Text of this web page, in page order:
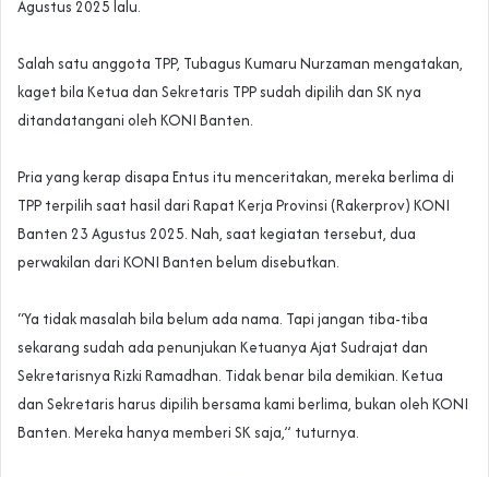
Agustus 2025 lalu.
‎Salah satu anggota TPP, Tubagus Kumaru Nurzaman mengatakan,
kaget bila Ketua dan Sekretaris TPP sudah dipilih dan SK nya
ditandatangani oleh KONI Banten.
‎Pria yang kerap disapa Entus itu menceritakan, mereka berlima di
TPP terpilih saat hasil dari Rapat Kerja Provinsi (Rakerprov) KONI
Banten 23 Agustus 2025. Nah, saat kegiatan tersebut, dua
perwakilan dari KONI Banten belum disebutkan.
‎“Ya tidak masalah bila belum ada nama. Tapi jangan tiba-tiba
sekarang sudah ada penunjukan Ketuanya Ajat Sudrajat dan
Sekretarisnya Rizki Ramadhan. Tidak benar bila demikian. Ketua
dan Sekretaris harus dipilih bersama kami berlima, bukan oleh KONI
Banten. Mereka hanya memberi SK saja,” tuturnya.